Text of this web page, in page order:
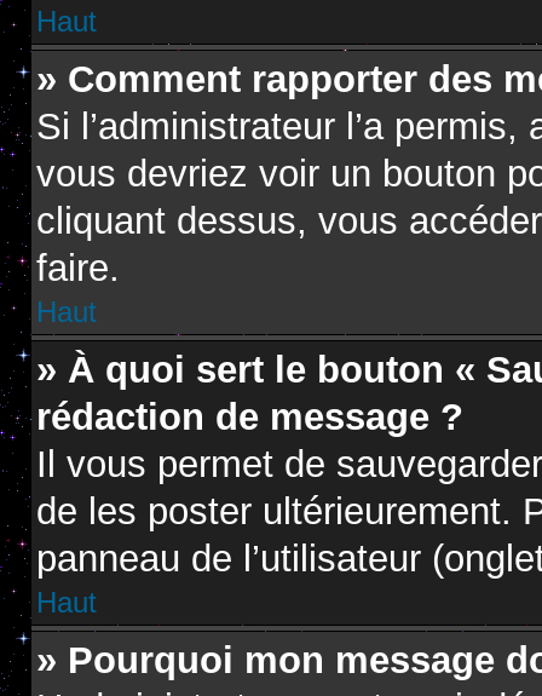
Haut
» Comment rapporter des
Si l’administrateur l’a
vous devriez voir un bouton
cliquant dessus, vous
faire.
Haut
» À quoi sert le bouton «
rédaction de message ?
Il vous permet de
de les poster ultérieurement.
panneau de l’utilisateur
Haut
» Pourquoi mon message